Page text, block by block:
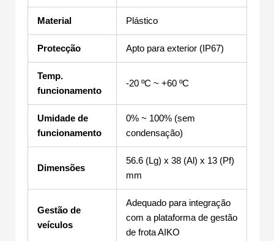
Material Plástico
Protecção Apto para exterior (IP67)
Temp.
funcionamento
-20 ºC ~ +60 ºC
Umidade de
funcionamento
0% ~ 100% (sem
condensação)
Dimensões
56.6 (Lg) x 38 (Al) x 13 (Pf)
mm
Gestão de
veículos
Adequado para integração
com a plataforma de gestão
de frota AIKO